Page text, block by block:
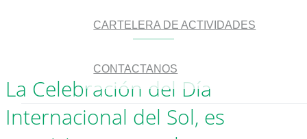
CARTELERA DE ACTIVIDADES
CONTACTANOS
La Celebración del Día
Internacional del Sol, es